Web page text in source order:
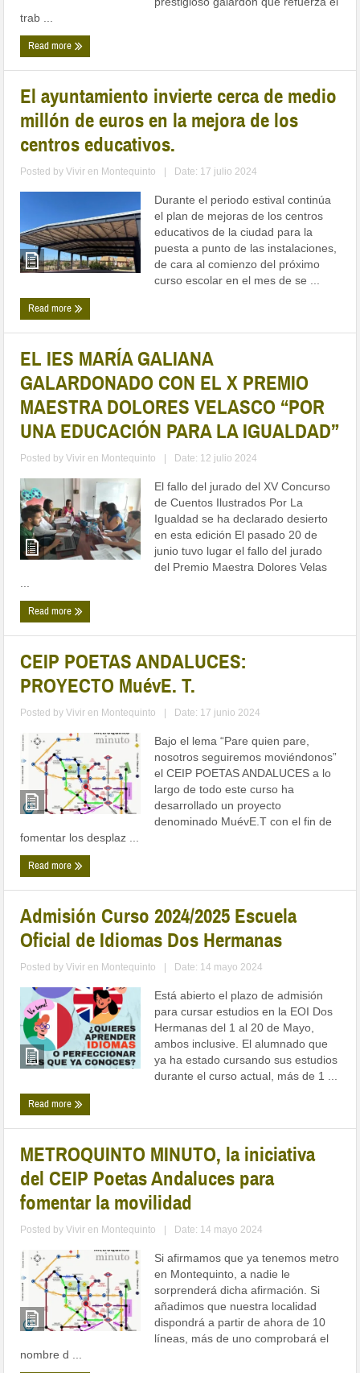
trab ...
Read more
El ayuntamiento invierte cerca de medio
millón de euros en la mejora de los
centros educativos.
Posted byVivir en Montequinto Date: 17 julio 2024
Durante el periodo estival continúa
el plan de mejoras de los centros
educativos de la ciudad para la
puesta a punto de las instalaciones,
de cara al comienzo del próximo
curso escolar en el mes de se ...
Read more
EL IES MARÍA GALIANA
GALARDONADO CON EL X PREMIO
MAESTRA DOLORES VELASCO “POR
UNA EDUCACIÓN PARA LA IGUALDAD”
Posted byVivir en Montequinto Date: 12 julio 2024
El fallo del jurado del XV Concurso
de Cuentos Ilustrados Por La
Igualdad se ha declarado desierto
en esta edición El pasado 20 de
junio tuvo lugar el fallo del jurado
del Premio Maestra Dolores Velas
...
Read more
CEIP POETAS ANDALUCES:
PROYECTO MuévE. T.
Posted byVivir en Montequinto Date: 17 junio 2024
Bajo el lema “Pare quien pare,
nosotros seguiremos moviéndonos”
el CEIP POETAS ANDALUCES a lo
largo de todo este curso ha
desarrollado un proyecto
denominado MuévE.T con el fin de
fomentar los desplaz ...
Read more
Admisión Curso 2024/2025 Escuela
Oficial de Idiomas Dos Hermanas
Posted byVivir en Montequinto Date: 14 mayo 2024
Está abierto el plazo de admisión
para cursar estudios en la EOI Dos
Hermanas del 1 al 20 de Mayo,
ambos inclusive. El alumnado que
ya ha estado cursando sus estudios
durante el curso actual, más de 1 ...
Read more
METROQUINTO MINUTO, la iniciativa
del CEIP Poetas Andaluces para
fomentar la movilidad
Posted byVivir en Montequinto Date: 14 mayo 2024
Si afirmamos que ya tenemos metro
en Montequinto, a nadie le
sorprenderá dicha afirmación. Si
añadimos que nuestra localidad
dispondrá a partir de ahora de 10
líneas, más de uno comprobará el
nombre d ...